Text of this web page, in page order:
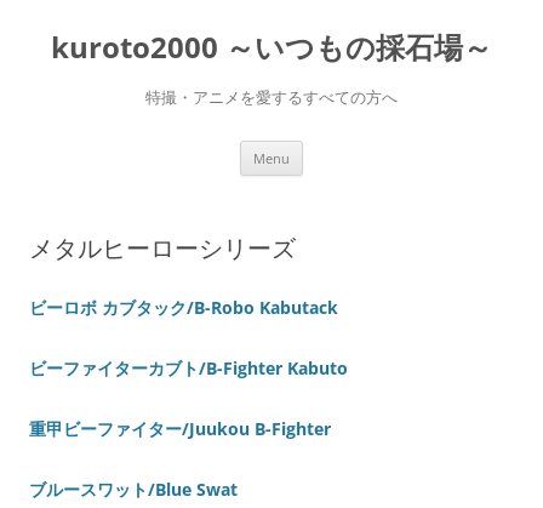
content
kuroto2000 ～いつもの採石場～
特撮・アニメを愛するすべての方へ
Menu
メタルヒーローシリーズ
ビーロボ カブタック/B-Robo Kabutack
ビーファイターカブト/B-Fighter Kabuto
重甲ビーファイター/Juukou B-Fighter
ブルースワット/Blue Swat